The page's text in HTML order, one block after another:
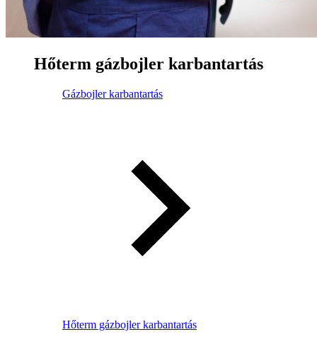
Hőterm gázbojler karbantartás
Gázbojler karbantartás
Hőterm gázbojler karbantartás